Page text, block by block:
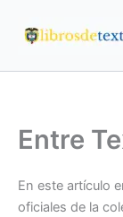
Entre
En este artículo
oficiales de la